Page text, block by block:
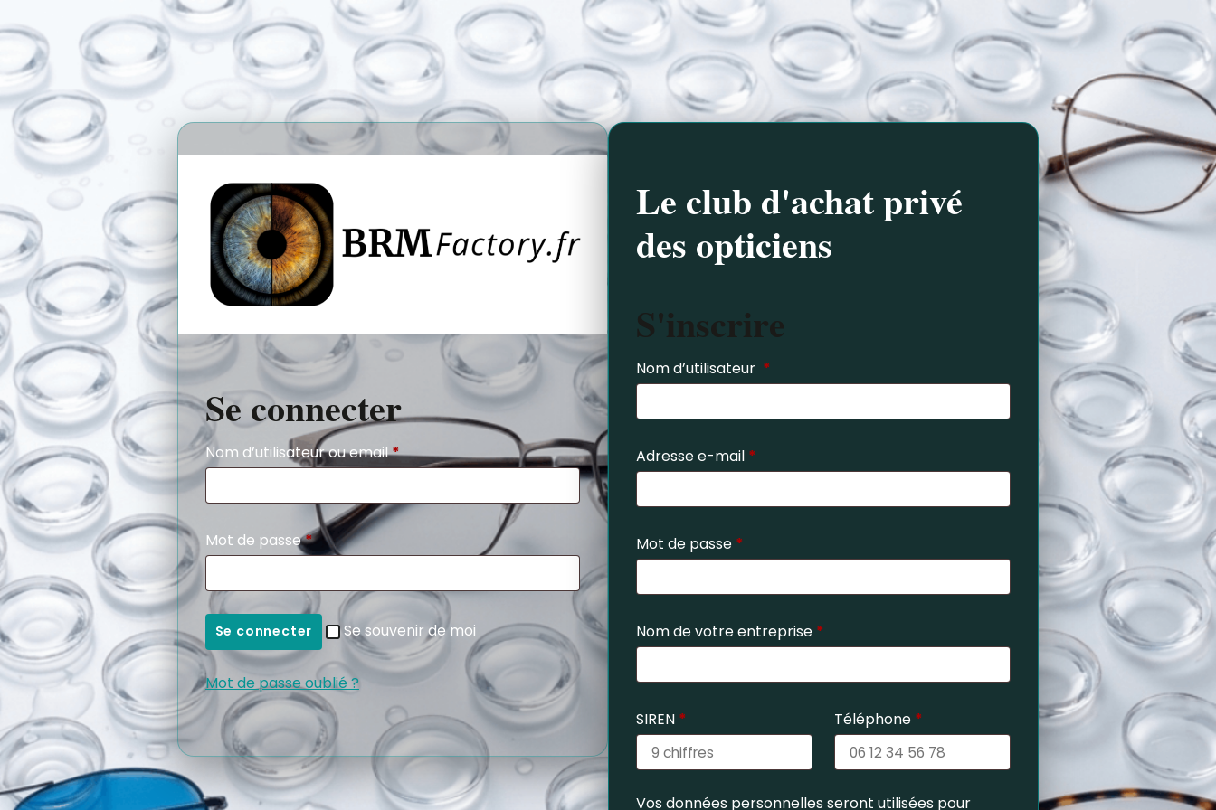
Se connecter
Nom d’utilisateur ou email*
Mot de passe*
Se connecter Se souvenir de moi
Mot de passe oublié ?
Le club d'achat privé
des opticiens
S'inscrire
Nom d’utilisateur *
Adresse e-mail *
Mot de passe *
Nom de votre entreprise *
SIREN * Téléphone *
Vos données personnelles seront utilisées pour